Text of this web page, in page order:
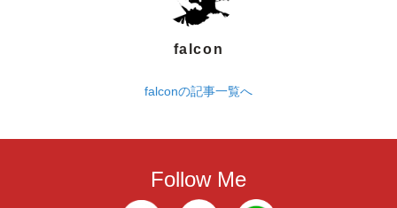
falcon
falconの記事一覧へ
Follow Me